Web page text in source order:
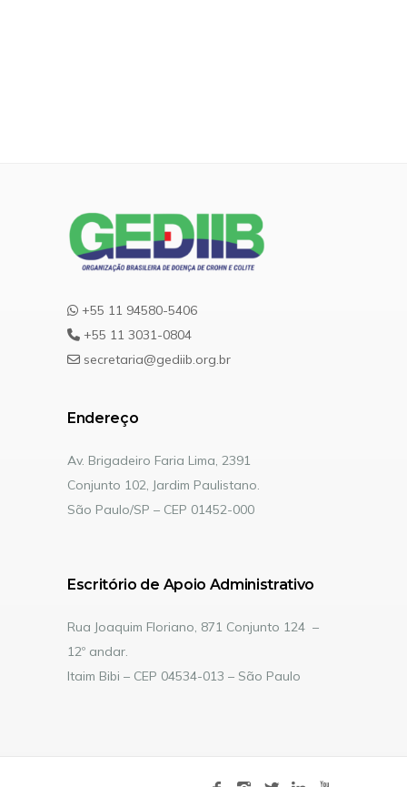
+55 11 94580-5406
+55 11 3031-0804
secretaria@gediib.org.br
Endereço
Av. Brigadeiro Faria Lima, 2391
Conjunto 102, Jardim Paulistano.
São Paulo/SP – CEP 01452-000
Escritório de Apoio Administrativo
Rua Joaquim Floriano, 871 Conjunto 124 –
12º andar.
Itaim Bibi – CEP 04534-013 – São Paulo